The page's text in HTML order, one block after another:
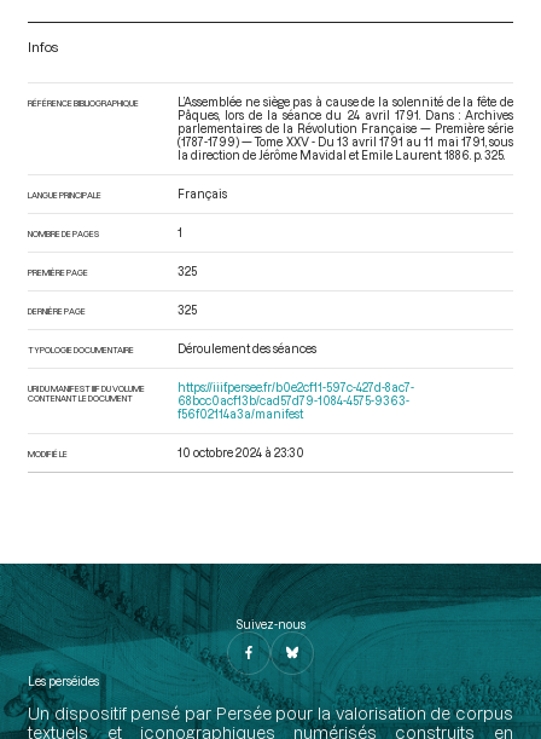
Infos
RÉFÉRENCE BIBLIOGRAPHIQUE
L’Assemblée ne siège pas à cause de la solennité de la fête de
Pâques, lors de la séance du 24 avril 1791. Dans : Archives
parlementaires de la Révolution Française — Première série
(1787-1799) — Tome XXV - Du 13 avril 1791 au 11 mai 1791 , sous
la direction de Jérôme Mavidal et Emile Laurent. 1886. p. 325.
LANGUE PRINCIPALE Français
NOMBRE DE PAGES 1
PREMIÈRE PAGE 325
DERNIÈRE PAGE 325
TYPOLOGIE DOCUMENTAIRE Déroulement des séances
URI DU MANIFEST IIIF DU VOLUME
CONTENANT LE DOCUMENT
https://iiif.persee.fr/b0e2cf11-597c-427d-8ac7-
68bcc0acf13b/cad57d79-1084-4575-9363-
f56f02114a3a/manifest
MODIFIÉ LE 10 octobre 2024 à 23:30
Suivez-nous
Les perséides
Un dispositif pensé par Persée pour la valorisation de corpus
textuels et iconographiques numérisés construits en